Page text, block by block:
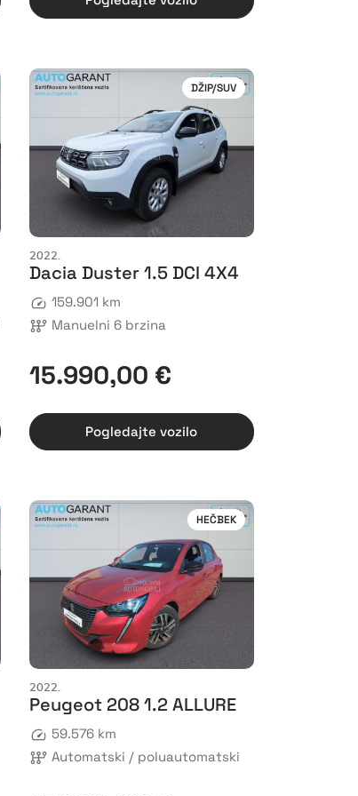
DŽIP/SUV
2022.
Dacia Duster 1.5 DCI 4X4
159.901 km
Manuelni 6 brzina
15.990,00 €
Pogledajte vozilo
HEČBEK
2022.
Peugeot 208 1.2 ALLURE
59.576 km
Automatski / poluautomatski